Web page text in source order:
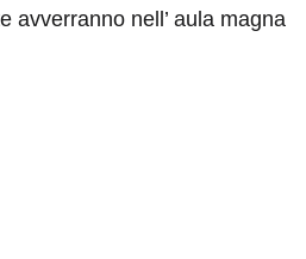
avverranno nell’ aula magna